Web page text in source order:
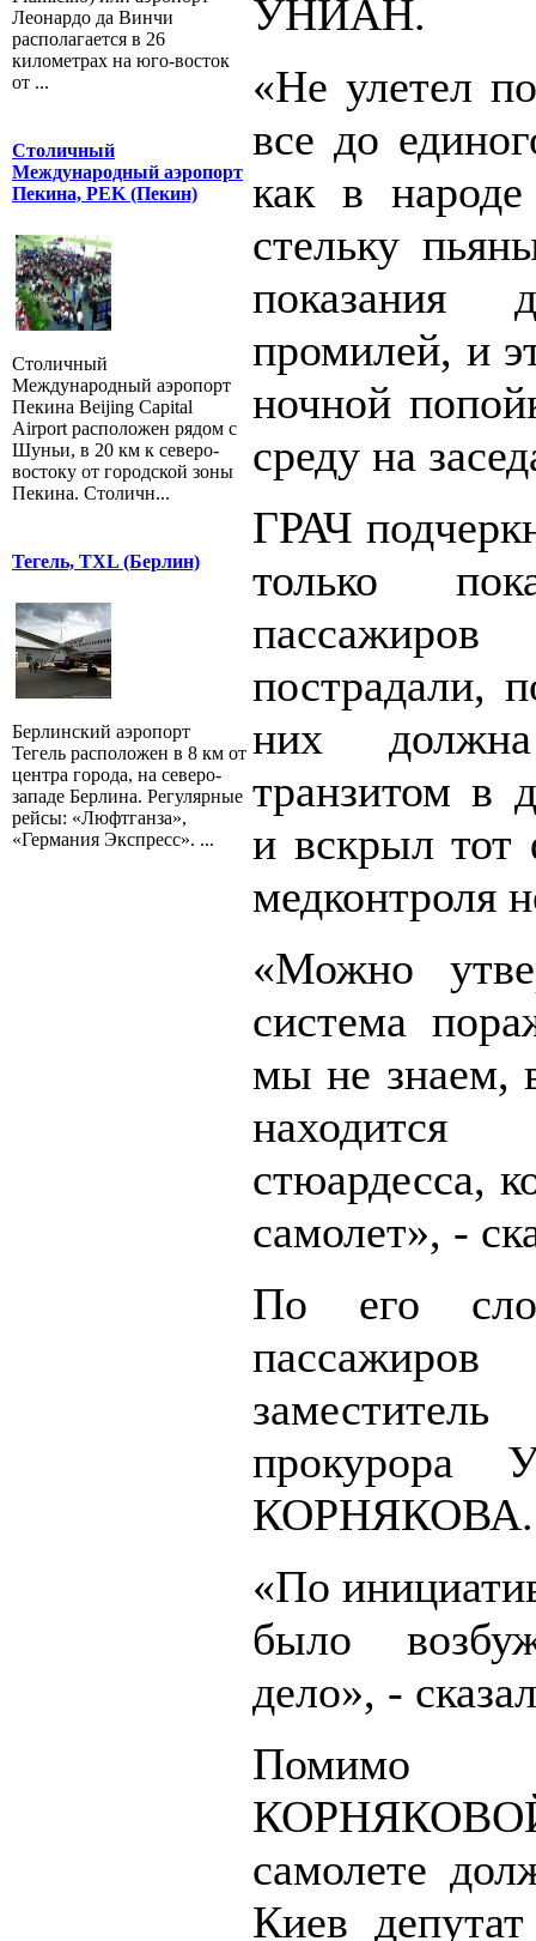
Леонардо да Винчи
располагается в 26
километрах на юго-восток
от ...
Столичный
Международный аэропорт
Пекина, PEK (Пекин)
Столичный
Международный аэропорт
Пекина Beijing Capital
Airport расположен рядом с
Шуньи, в 20 км к северо-
востоку от городской зоны
Пекина. Столичн...
Тегель, TXL (Берлин)
Берлинский аэропорт
Тегель расположен в 8 км от
центра города, на северо-
западе Берлина. Регулярные
рейсы: «Люфтганза»,
«Германия Экспресс». ...
УНИАН.
«Не улетел
все до
как в
стельку
промилей, и
ночной
среду на
ГРАЧ
только
пострадали,
них
транзитом в
и вскрыл тот
медконтроля
«Можно
система
мы не знаем,
стюардесса,
самолет», -
По его
прокурора
КОРНЯКОВА.
«По
было
дело», -
самолете
Киев